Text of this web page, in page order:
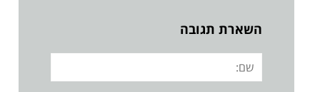
השארת תגובה
שם: